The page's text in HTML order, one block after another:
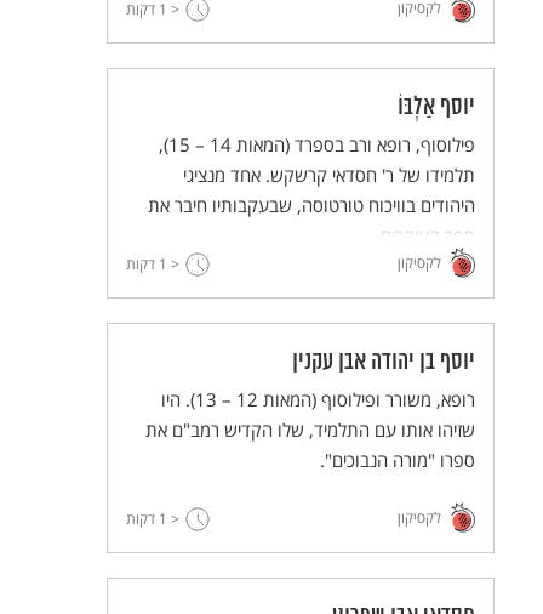
לקסיקון < 1 דקות
יוסף אַלְבּוֹ
פילוסוף, רופא ורב בספרד (המאות 14 – 15),
תלמידו של ר' חסדאי קרשקש. אחד מנציגי
היהודים בוויכוח טורטוסה, שבעקבותיו חיבר את
ספר העיקרים.
לקסיקון < 1 דקות
יוסף בן יהודה אבן עקנין
רופא, משורר ופילוסוף (המאות 12 – 13). היו
שזיהו אותו עם התלמיד, שלו הקדיש רמב"ם את
ספרו "מורה הנבוכים".
לקסיקון < 1 דקות